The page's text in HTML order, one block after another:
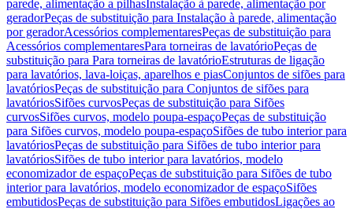
parede, alimentação a pilhasInstalação à parede, alimentação por
geradorPeças de substituição para Instalação à parede, alimentação
por geradorAcessórios complementaresPeças de substituição para
Acessórios complementaresPara torneiras de lavatórioPeças de
substituição para Para torneiras de lavatórioEstruturas de ligação
para lavatórios, lava-loiças, aparelhos e piasConjuntos de sifões para
lavatóriosPeças de substituição para Conjuntos de sifões para
lavatóriosSifões curvosPeças de substituição para Sifões
curvosSifões curvos, modelo poupa-espaçoPeças de substituição
para Sifões curvos, modelo poupa-espaçoSifões de tubo interior para
lavatóriosPeças de substituição para Sifões de tubo interior para
lavatóriosSifões de tubo interior para lavatórios, modelo
economizador de espaçoPeças de substituição para Sifões de tubo
interior para lavatórios, modelo economizador de espaçoSifões
embutidosPeças de substituição para Sifões embutidosLigações ao